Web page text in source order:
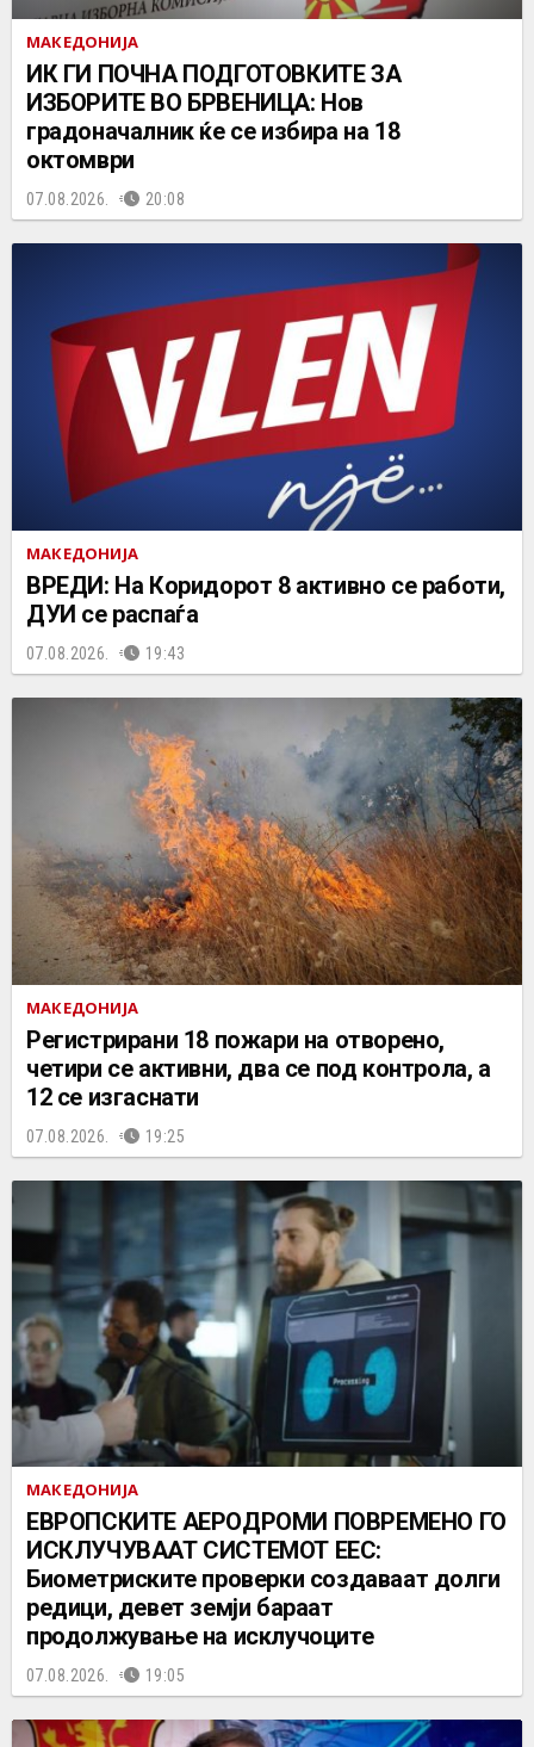
МАКЕДОНИЈА
ИК ГИ ПОЧНА ПОДГОТОВКИТЕ ЗА
ИЗБОРИТЕ ВО БРВЕНИЦА: Нов
градоначалник ќе се избира на 18
октомври
07.08.2026. 20:08
МАКЕДОНИЈА
ВРЕДИ: На Коридорот 8 активно се работи,
ДУИ се распаѓа
07.08.2026. 19:43
МАКЕДОНИЈА
Регистрирани 18 пожари на отворено,
четири се активни, два се под контрола, а
12 се изгаснати
07.08.2026. 19:25
МАКЕДОНИЈА
ЕВРОПСКИТЕ АЕРОДРОМИ ПОВРЕМЕНО ГО
ИСКЛУЧУВААТ СИСТЕМОТ ЕЕС:
Биометриските проверки создаваат долги
редици, девет земји бараат
продолжување на исклучоците
07.08.2026. 19:05